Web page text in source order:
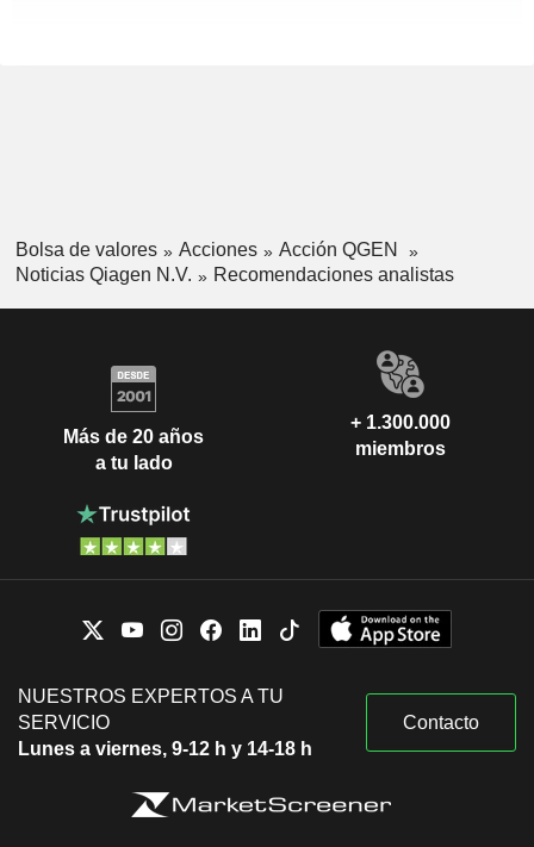
Bolsa de valores Acciones
Acción QGEN
Noticias Qiagen N.V.
Recomendaciones analistas
Más de 20 años
a tu lado
+ 1.300.000
miembros
NUESTROS EXPERTOS A TU
SERVICIO
Lunes a viernes, 9-12 h y 14-18 h
Contacto